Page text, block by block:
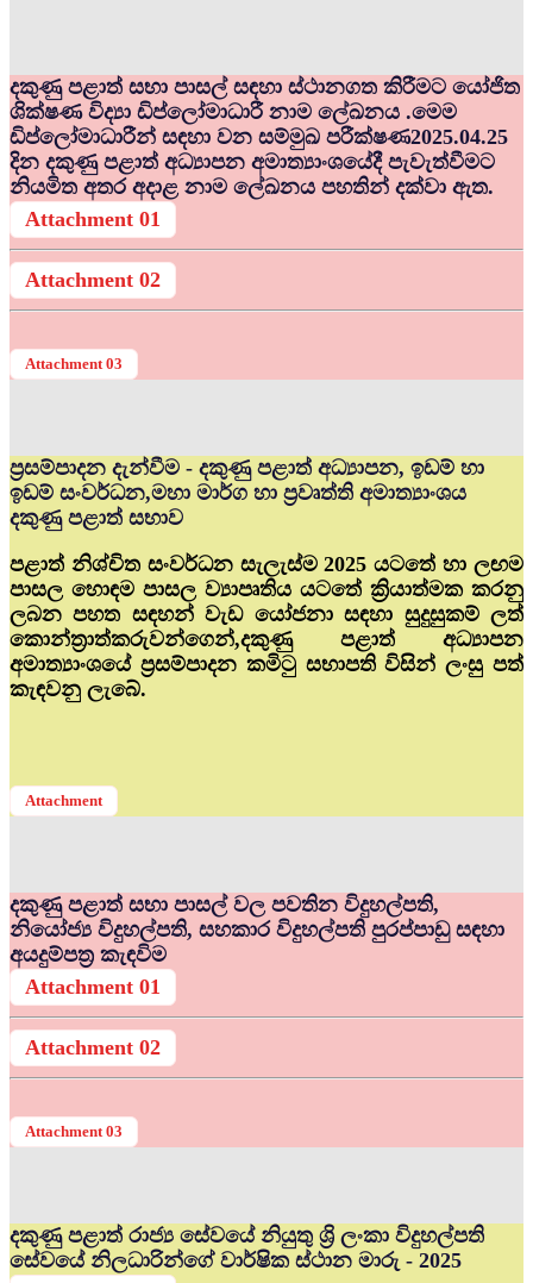
දකුණු පළාත් සභා පාසල් සඳහා ස්ථානගත කිරීමට යෝජිත
ශික්ෂණ විද්‍යා ඩිප්ලෝමාධාරී නාම ලේඛනය .මෙම
ඩිප්ලෝමාධාරීන් සඳහා වන සම්මුඛ පරීක්ෂණ2025.04.25
දින දකුණු පළාත් අධ්‍යාපන අමාත්‍යාංශයේදී පැවැත්වීමට
නියමිත අතර අදාළ නාම ලේඛනය පහතින් දක්වා ඇත.
Attachment 01
Attachment 02
Attachment 03
ප්‍රසම්පාදන දැන්වීම - දකුණු පළාත් අධ්‍යාපන, ඉඩම් හා
ඉඩම් සංවර්ධන,මහා මාර්ග හා ප්‍රවෘත්ති අමාත්‍යාංශය
දකුණු පළාත් සභාව
පළාත් නිශ්චිත සංවර්ධන සැලැස්ම 2025 යටතේ හා ලඟම
පාසල හොඳම පාසල ව්‍යාපෘතිය යටතේ ක්‍රියාත්මක කරනු
ලබන පහත සඳහන් වැඩ යෝජනා සඳහා සුදුසුකම් ලත්
කොන්ත්‍රාත්කරුවන්ගෙන්,දකුණු පළාත් අධ්‍යාපන
අමාත්‍යාංශයේ ප්‍රසම්පාදන කමිටු සභාපති විසින් ලංසු පත්
කැඳවනු ලැබේ.
Attachment
දකුණු පළාත් සභා පාසල් වල පවතින විදුහල්පති,
නියෝජ්‍ය විදුහල්පති, සහකාර විදුහල්පති පුරප්පාඩු සඳහා
අයදුම්පත්‍ර කැඳවිම
Attachment 01
Attachment 02
Attachment 03
දකුණු පළාත් රාජ්‍ය සේවයේ නියුතු ශ්‍රි ලංකා විදුහල්පති
සේවයේ නිලධාරින්ගේ වාර්ෂික ස්ථාන මාරු - 2025